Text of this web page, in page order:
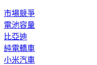
市場競爭
電池容量
比亞迪
純電轎車